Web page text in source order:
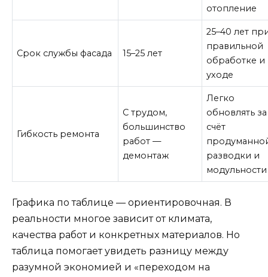
отопление
Срок службы фасада 15–25 лет
25–40 лет
правильной
обработке и
уходе
Гибкость ремонта
С трудом,
большинство
работ —
демонтаж
Легко
обновлять за
счёт
разводки и
модульности
Графика по таблице — ориентировочная. В
реальности многое зависит от климата,
качества работ и конкретных материалов. Но
таблица помогает увидеть разницу между
разумной экономией и «переходом на